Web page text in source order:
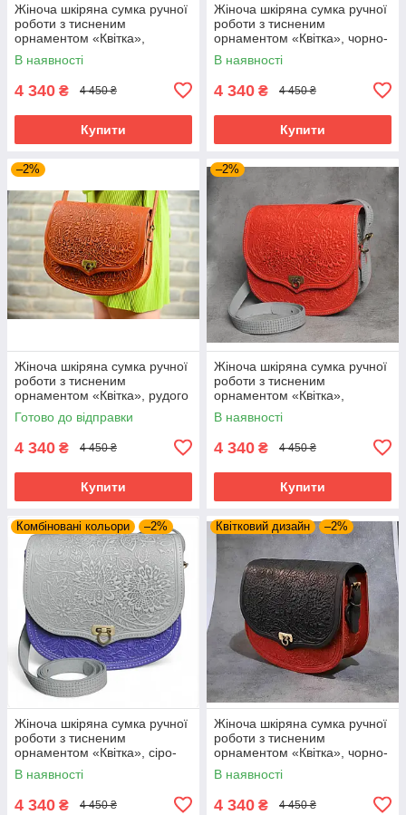
Жіноча шкіряна сумка ручної
роботи з тисненим
орнаментом «Квітка»,
зелено-чорного кольору ,
23*26*10 см
В наявності
4 340 ₴ 4 450 ₴
Купити
Жіноча шкіряна сумка ручної
роботи з тисненим
орнаментом «Квітка», чорно-
жовтого кольору , 23*26*10
см
В наявності
4 340 ₴ 4 450 ₴
Купити
–2%
Жіноча шкіряна сумка ручної
роботи з тисненим
орнаментом «Квітка», рудого
кольору , 23*26*10 см
Готово до відправки
4 340 ₴ 4 450 ₴
Купити
–2%
Жіноча шкіряна сумка ручної
роботи з тисненим
орнаментом «Квітка»,
червоно-сірого кольору ,
23*26*10 см
В наявності
4 340 ₴ 4 450 ₴
Купити
Комбіновані кольори –2%
Жіноча шкіряна сумка ручної
роботи з тисненим
орнаментом «Квітка», сіро-
ультрамаринового , 23*26*10
см
В наявності
4 340 ₴ 4 450 ₴
Квітковий дизайн –2%
Жіноча шкіряна сумка ручної
роботи з тисненим
орнаментом «Квітка», чорно-
червоного кольору , 23*26*10
см
В наявності
4 340 ₴ 4 450 ₴